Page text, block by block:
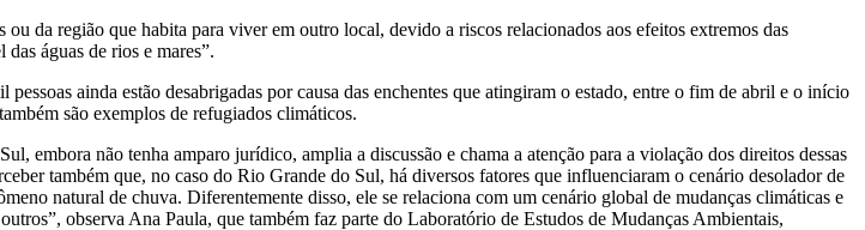
da região que habita para viver em outro local, devido a riscos relacionados aos efeitos extremos das
águas de rios e mares”.
ainda estão desabrigadas por causa das enchentes que atingiram o estado, entre o fim de abril e o início
são exemplos de refugiados climáticos.
embora não tenha amparo jurídico, amplia a discussão e chama a atenção para a violação dos direitos dessas
também que, no caso do Rio Grande do Sul, há diversos fatores que influenciaram o cenário desolador de
natural de chuva. Diferentemente disso, ele se relaciona com um cenário global de mudanças climáticas e
observa Ana Paula, que também faz parte do Laboratório de Estudos de Mudanças Ambientais,